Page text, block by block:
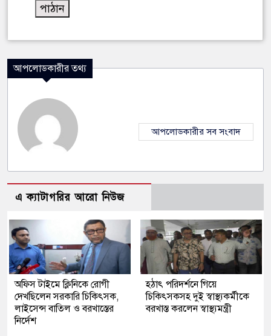
আপলোডকারীর তথ্য
আপলোডকারীর সব সংবাদ
এ ক্যাটাগরির আরো নিউজ
অফিস টাইমে ক্লিনিকে রোগী
দেখছিলেন সরকারি চিকিৎসক,
লাইসেন্স বাতিল ও বরখাস্তের
নির্দেশ
হঠাৎ পরিদর্শনে গিয়ে
চিকিৎসকসহ দুই স্বাস্থ্যকর্মীকে
বরখাস্ত করলেন স্বাস্থ্যমন্ত্রী